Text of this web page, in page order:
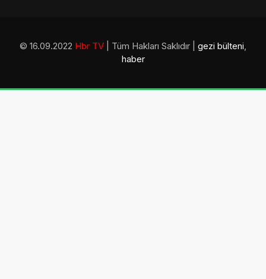
© 16.09.2022 Hbr TV | Tüm Hakları Saklıdır | gezi bülteni,
haber